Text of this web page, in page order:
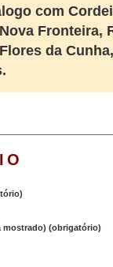
com
Fronteira,
da
mostrado) (obrigatório)